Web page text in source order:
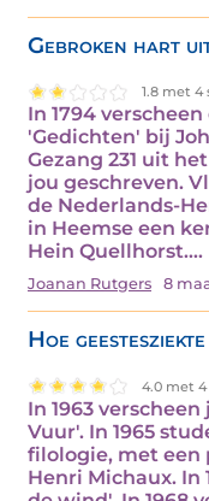
Gebroken hart
1.8 met
In 1794
'Gedichten' bij
Gezang 231 uit
jou geschreven.
de Nederlands-
in Heemse een
Hein Quellhorst.…
Joanan Rutgers 8
Hoe
4.0 met
In 1963
Vuur'. In 1965
filologie, met een
Henri Michaux. In